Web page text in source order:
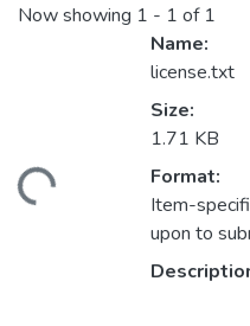
Now showing 1 - 1 of 1
Name:
license.txt
Size:
1.71 KB
Format:
Item-
upon to